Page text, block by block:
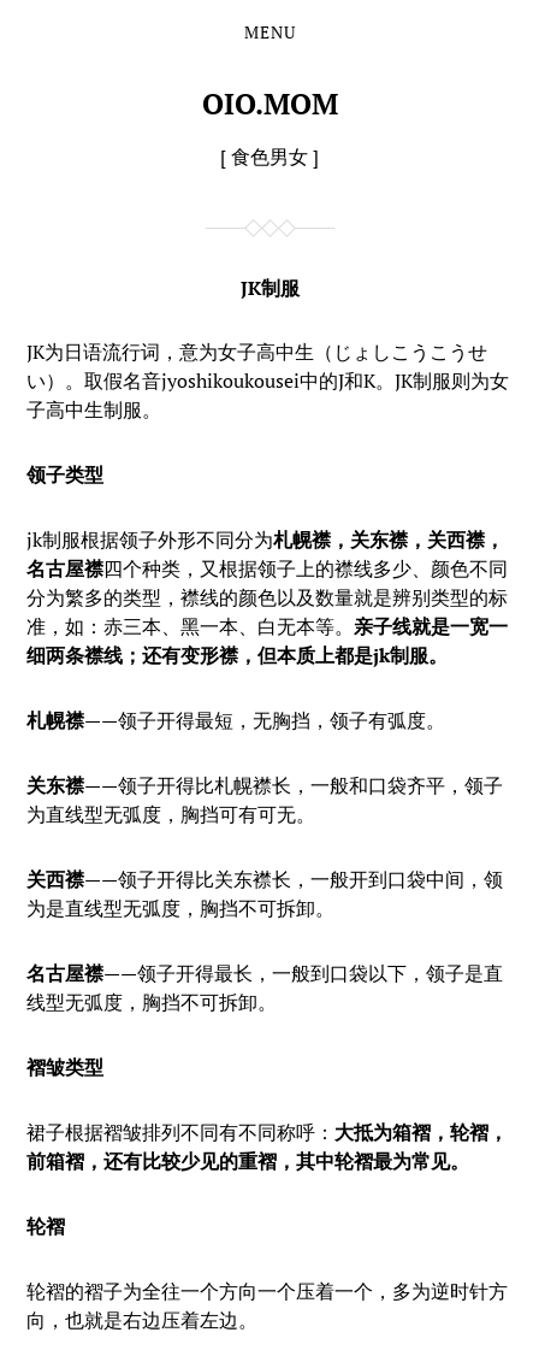
MENU
OIO.MOM
[ 食色男女 ]
JK制服
JK为日语流行词，意为女子高中生（じょしこうこうせ
い）。取假名音jyoshikoukousei中的J和K。JK制服则为女
子高中生制服。
领子类型
jk制服根据领子外形不同分为札幌襟，关东襟，关西襟，
名古屋襟四个种类，又根据领子上的襟线多少、颜色不同
分为繁多的类型，襟线的颜色以及数量就是辨别类型的标
准，如：赤三本、黑一本、白无本等。亲子线就是一宽一
细两条襟线；还有变形襟，但本质上都是jk制服。
札幌襟——领子开得最短，无胸挡，领子有弧度。
关东襟——领子开得比札幌襟长，一般和口袋齐平，领子
为直线型无弧度，胸挡可有可无。
关西襟——领子开得比关东襟长，一般开到口袋中间，领
为是直线型无弧度，胸挡不可拆卸。
名古屋襟——领子开得最长，一般到口袋以下，领子是直
线型无弧度，胸挡不可拆卸。
褶皱类型
裙子根据褶皱排列不同有不同称呼： 大抵为箱褶，轮褶，
前箱褶，还有比较少见的重褶，其中轮褶最为常见。
轮褶
轮褶的褶子为全往一个方向一个压着一个，多为逆时针方
向，也就是右边压着左边。